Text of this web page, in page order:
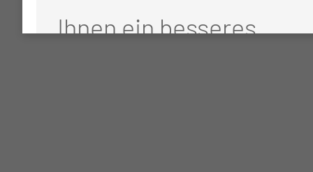
Ihnen ein besseres